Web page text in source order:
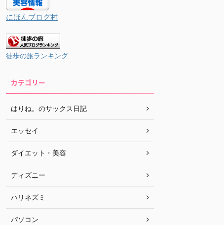
にほんブログ村
徒歩の旅ランキング
カテゴリー
はりね。のサックス日記
エッセイ
ダイエット・美容
ディズニー
ハリネズミ
パソコン